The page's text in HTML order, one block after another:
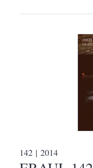
142 | 2014